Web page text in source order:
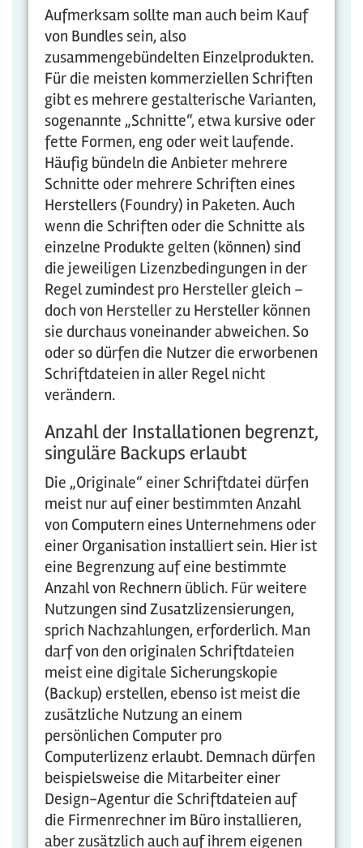
Aufmerksam sollte man auch beim Kauf
von Bundles sein, also
zusammengebündelten Einzelprodukten.
Für die meisten kommerziellen Schriften
gibt es mehrere gestalterische Varianten,
sogenannte „Schnitte“, etwa kursive oder
fette Formen, eng oder weit laufende.
Häufig bündeln die Anbieter mehrere
Schnitte oder mehrere Schriften eines
Herstellers (Foundry) in Paketen. Auch
wenn die Schriften oder die Schnitte als
einzelne Produkte gelten (können) sind
die jeweiligen Lizenzbedingungen in der
Regel zumindest pro Hersteller gleich –
doch von Hersteller zu Hersteller können
sie durchaus voneinander abweichen. So
oder so dürfen die Nutzer die erworbenen
Schriftdateien in aller Regel nicht
verändern.
Anzahl der Installationen begrenzt,
singuläre Backups erlaubt
Die „Originale“ einer Schriftdatei dürfen
meist nur auf einer bestimmten Anzahl
von Computern eines Unternehmens oder
einer Organisation installiert sein. Hier ist
eine Begrenzung auf eine bestimmte
Anzahl von Rechnern üblich. Für weitere
Nutzungen sind Zusatzlizensierungen,
sprich Nachzahlungen, erforderlich. Man
darf von den originalen Schriftdateien
meist eine digitale Sicherungskopie
(Backup) erstellen, ebenso ist meist die
zusätzliche Nutzung an einem
persönlichen Computer pro
Computerlizenz erlaubt. Demnach dürfen
beispielsweise die Mitarbeiter einer
Design-Agentur die Schriftdateien auf
die Firmenrechner im Büro installieren,
aber zusätzlich auch auf ihrem eigenen